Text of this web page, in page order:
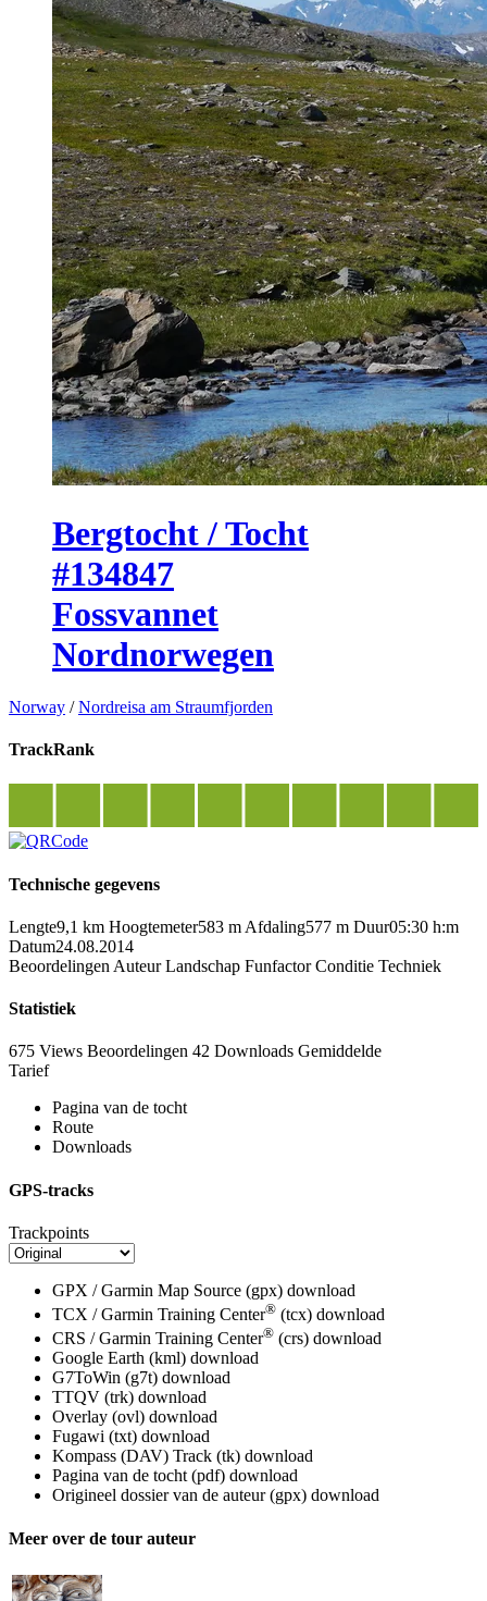
Bergtocht / Tocht
#134847
Fossvannet
Nordnorwegen
Norway /Nordreisa am Straumfjorden
TrackRank
Technische gegevens
Lengte9,1 km Hoogtemeter583 m Afdaling577 m Duur05:30 h:m
Datum24.08.2014
Beoordelingen Auteur Landschap Funfactor Conditie Techniek
Statistiek
675 Views Beoordelingen 42 Downloads Gemiddelde
Tarief
Pagina van de tocht
Route
Downloads
GPS-tracks
Trackpoints
GPX / Garmin Map Source (gpx) download
TCX / Garmin Training Center® (tcx) download
CRS / Garmin Training Center® (crs) download
Google Earth (kml) download
G7ToWin (g7t) download
TTQV (trk) download
Overlay (ovl) download
Fugawi (txt) download
Kompass (DAV) Track (tk) download
Pagina van de tocht (pdf) download
Origineel dossier van de auteur (gpx) download
Meer over de tour auteur